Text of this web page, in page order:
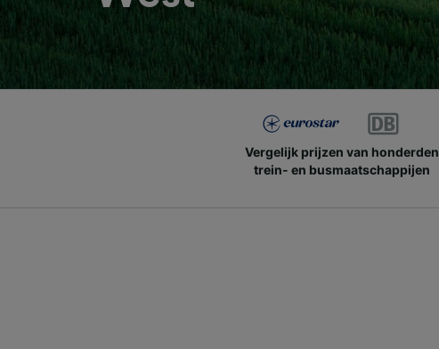
Vergelijk prijzen van honderden
trein- en busmaatschappijen